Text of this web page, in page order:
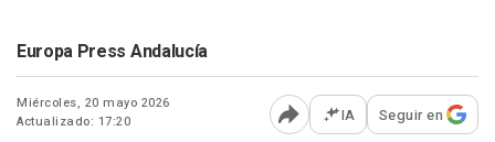
Europa Press Andalucía
Miércoles, 20 mayo 2026
Actualizado: 17:20
Abrir opciones para
IA Seguir en